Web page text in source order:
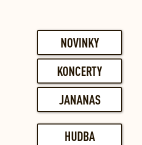
NOVINKY
KONCERTY
JANANAS
HUDBA